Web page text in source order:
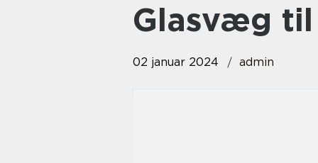
glasvæg
02 januar 2024 admin